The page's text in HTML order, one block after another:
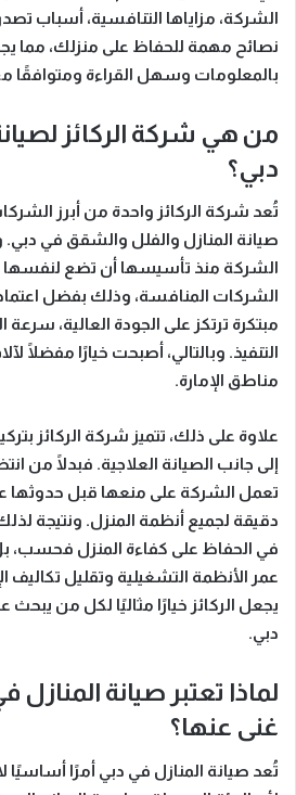
الشركة، مزاياها التنافسية، أسباب
نصائح مهمة للحفاظ على منزلك، مما
بالمعلومات وسهل القراءة ومتوافقًا
من هي شركة الركائز
دبي؟
تُعد شركة الركائز واحدة من أبرز
صيانة المنازل والفلل والشقق في دبي.
الشركة منذ تأسيسها أن تضع لنفسها
الشركات المنافسة، وذلك بفضل
مبتكرة ترتكز على الجودة العالية، سرعة
التنفيذ. وبالتالي، أصبحت خيارًا مفضلًا
مناطق الإمارة.
علاوة على ذلك، تتميز شركة الركائز
إلى جانب الصيانة العلاجية. فبدلًا من
تعمل الشركة على منعها قبل حدوثها
دقيقة لجميع أنظمة المنزل. ونتيجة
في الحفاظ على كفاءة المنزل فحسب،
عمر الأنظمة التشغيلية وتقليل تكاليف
يجعل الركائز خيارًا مثاليًا لكل من يبحث
دبي.
لماذا تعتبر صيانة المنازل
غنى عنها؟
تُعد صيانة المنازل في دبي أمرًا أساسيًا